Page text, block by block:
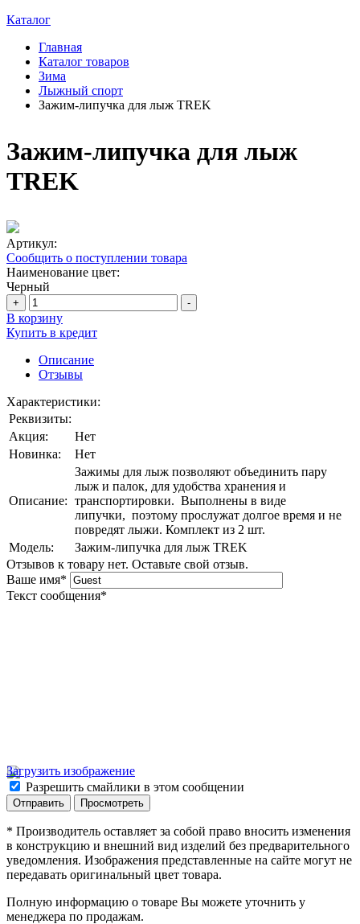
Каталог
Главная
Каталог товаров
Зима
Лыжный спорт
Зажим-липучка для лыж TREK
Зажим-липучка для лыж
TREK
Артикул:
Сообщить о поступлении товара
Наименование цвет:
Черный
+ -
В корзину
Купить в кредит
Описание
Отзывы
Характеристики:
Реквизиты:
Акция:
Нет
Новинка:
Нет
Описание:
Зажимы для лыж позволяют объединить пару
лыж и палок, для удобства хранения и
транспортировки. Выполнены в виде
липучки, поэтому прослужат долгое время и не
повредят лыжи. Комплект из 2 шт.
Модель:
Зажим-липучка для лыж TREK
Отзывов к товару нет. Оставьте свой отзыв.
Ваше имя*
Текст сообщения*
Загрузить изображение
Разрешить смайлики в этом сообщении
* Производитель оставляет за собой право вносить изменения
в конструкцию и внешний вид изделий без предварительного
уведомления. Изображения представленные на сайте могут не
передавать оригинальный цвет товара.
Полную информацию о товаре Вы можете уточнить у
менеджера по продажам.